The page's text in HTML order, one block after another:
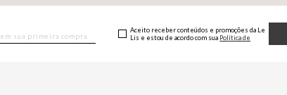
Aceito receber conteúdos e promoções da Le
Lis e estou de acordo com sua Política de